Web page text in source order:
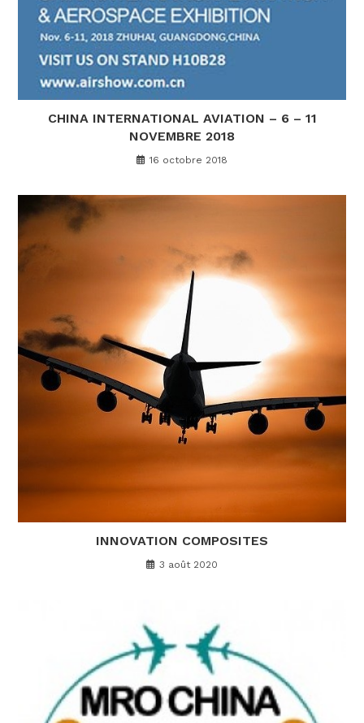
CHINA INTERNATIONAL AVIATION – 6 – 11
NOVEMBRE 2018
16 octobre 2018
INNOVATION COMPOSITES
3 août 2020